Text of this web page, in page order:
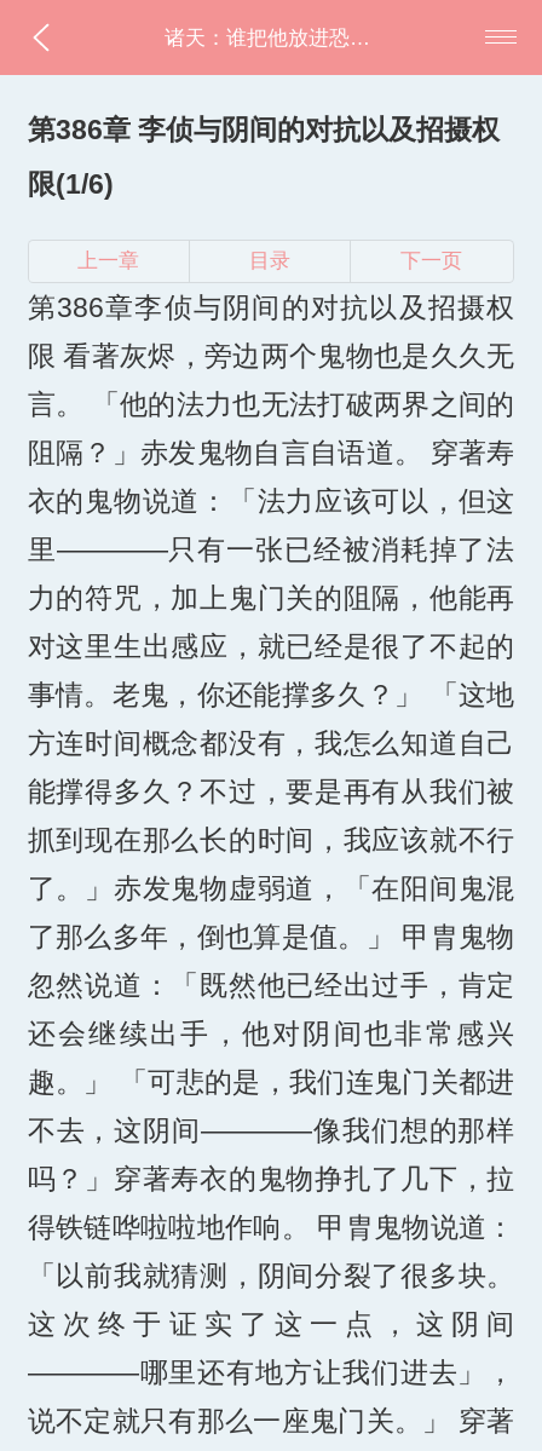
诸天：谁把他放进恐怖片的？
第386章 李侦与阴间的对抗以及招摄权
限(1/6)
上一章 目录 下一页
第386章李侦与阴间的对抗以及招摄权
限 看著灰烬，旁边两个鬼物也是久久无
言。 「他的法力也无法打破两界之间的
阻隔？」赤发鬼物自言自语道。 穿著寿
衣的鬼物说道：「法力应该可以，但这
里————只有一张已经被消耗掉了法
力的符咒，加上鬼门关的阻隔，他能再
对这里生出感应，就已经是很了不起的
事情。老鬼，你还能撑多久？」 「这地
方连时间概念都没有，我怎么知道自己
能撑得多久？不过，要是再有从我们被
抓到现在那么长的时间，我应该就不行
了。」赤发鬼物虚弱道，「在阳间鬼混
了那么多年，倒也算是值。」 甲胄鬼物
忽然说道：「既然他已经出过手，肯定
还会继续出手，他对阴间也非常感兴
趣。」 「可悲的是，我们连鬼门关都进
不去，这阴间————像我们想的那样
吗？」穿著寿衣的鬼物挣扎了几下，拉
得铁链哗啦啦地作响。 甲胄鬼物说道：
「以前我就猜测，阴间分裂了很多块。
这次终于证实了这一点，这阴间
————哪里还有地方让我们进去」，
说不定就只有那么一座鬼门关。」 穿著